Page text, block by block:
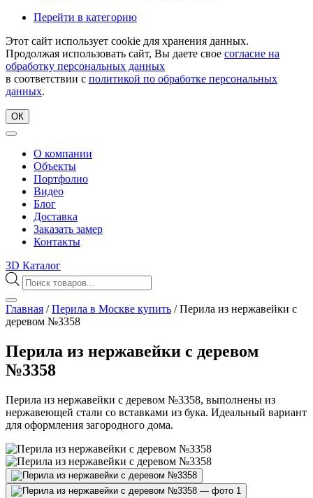
Перейти в категорию
Этот сайт использует cookie для хранения данных.
Продолжая использовать сайт, Вы даете свое согласие на
обработку персональных данных
в соответствии с политикой по обработке персональных
данных.
ОК
О компании
Объекты
Портфолио
Видео
Блог
Доставка
Заказать замер
Контакты
3D Каталог
Поиск
товаров
Главная /Перила в Москве купить /Перила из нержавейки с
деревом №3358
Перила из нержавейки с деревом
№3358
Перила из нержавейки с деревом №3358, выполнены из
нержавеющей стали со вставками из бука. Идеальный вариант
для оформления загородного дома.